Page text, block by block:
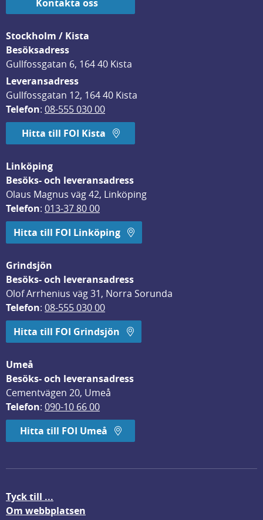
Kontakta oss
Stockholm / Kista
Besöksadress
Gullfossgatan 6, 164 40 Kista
Leveransadress
Gullfossgatan 12, 164 40 Kista
Telefon: 08-555 030 00
Hitta till FOI Kista
Linköping
Besöks- och leveransadress
Olaus Magnus väg 42, Linköping
Telefon: 013-37 80 00
Hitta till FOI Linköping
Grindsjön
Besöks- och leveransadress
Olof Arrhenius väg 31, Norra Sorunda
Telefon: 08-555 030 00
Hitta till FOI Grindsjön
Umeå
Besöks- och leveransadress
Cementvägen 20, Umeå
Telefon: 090-10 66 00
Hitta till FOI Umeå
Tyck till ...
Om webbplatsen